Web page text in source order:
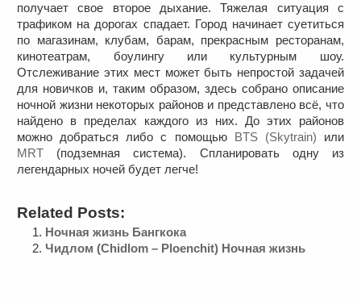
получает свое второе дыхание. Тяжелая ситуация с
трафиком на дорогах спадает. Город начинает суетиться
по магазинам, клубам, барам, прекрасным ресторанам,
кинотеатрам, боулингу или культурным шоу.
Отслеживание этих мест может быть непростой задачей
для новичков и, таким образом, здесь собрано описание
ночной жизни некоторых районов и представлено всё, что
найдено в пределах каждого из них. До этих районов
можно добраться либо с помощью BTS (Skytrain) или
МRТ (подземная система). Спланировать одну из
легендарных ночей будет легче!
Related Posts:
Ночная жизнь Бангкока
Чидлом (Chidlom – Ploenchit) Ночная жизнь